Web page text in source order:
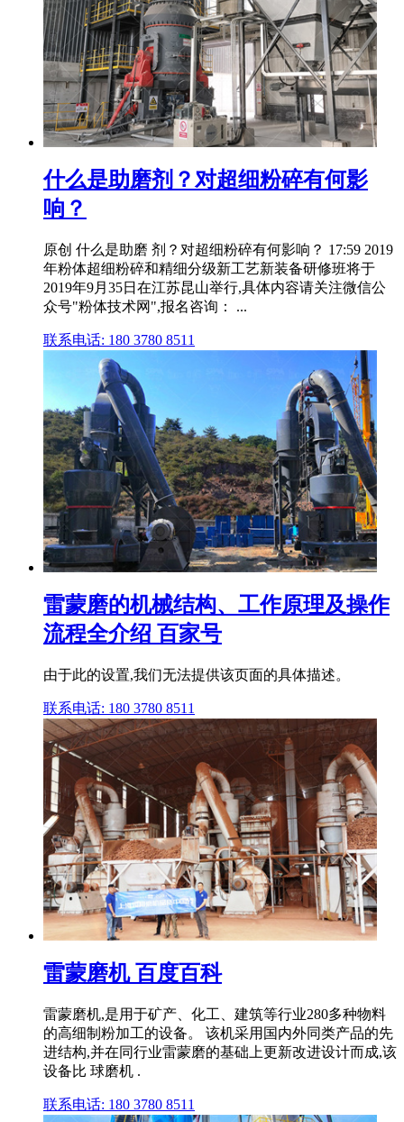
什么是助磨剂？对超细粉碎有何影
响？
原创 什么是助磨 剂？对超细粉碎有何影响？ 17:59 2019
年粉体超细粉碎和精细分级新工艺新装备研修班将于
2019年9月35日在江苏昆山举行,具体内容请关注微信公
众号"粉体技术网",报名咨询： ...
联系电话: 180 3780 8511
雷蒙磨的机械结构、工作原理及操作
流程全介绍 百家号
由于此的设置,我们无法提供该页面的具体描述。
联系电话: 180 3780 8511
雷蒙磨机 百度百科
雷蒙磨机,是用于矿产、化工、建筑等行业280多种物料
的高细制粉加工的设备。 该机采用国内外同类产品的先
进结构,并在同行业雷蒙磨的基础上更新改进设计而成,该
设备比 球磨机 .
联系电话: 180 3780 8511